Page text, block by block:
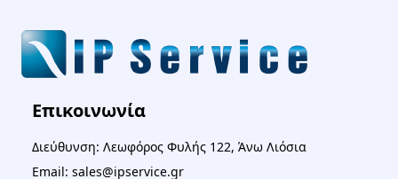
Επικοινωνία
Διεύθυνση: Λεωφόρος Φυλής 122, Άνω Λιόσια
Email: sales@ipservice.gr